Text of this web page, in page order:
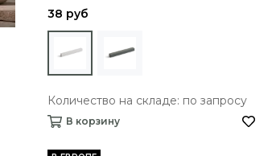
38 руб
Количество на складе: по запросу
В корзину